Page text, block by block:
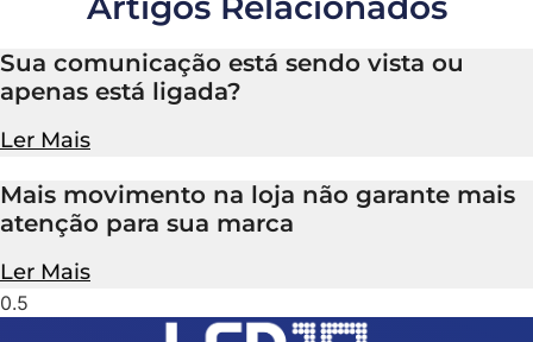
Sua comunicação está sendo vista ou
apenas está ligada?
Ler Mais
Mais movimento na loja não garante mais
atenção para sua marca
Ler Mais